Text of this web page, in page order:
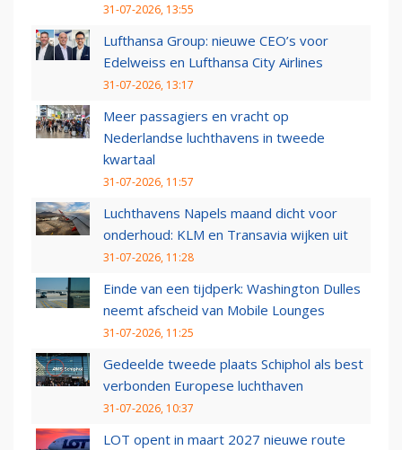
31-07-2026, 13:55
Lufthansa Group: nieuwe CEO’s voor
Edelweiss en Lufthansa City Airlines
31-07-2026, 13:17
Meer passagiers en vracht op
Nederlandse luchthavens in tweede
kwartaal
31-07-2026, 11:57
Luchthavens Napels maand dicht voor
onderhoud: KLM en Transavia wijken uit
31-07-2026, 11:28
Einde van een tijdperk: Washington Dulles
neemt afscheid van Mobile Lounges
31-07-2026, 11:25
Gedeelde tweede plaats Schiphol als best
verbonden Europese luchthaven
31-07-2026, 10:37
LOT opent in maart 2027 nieuwe route